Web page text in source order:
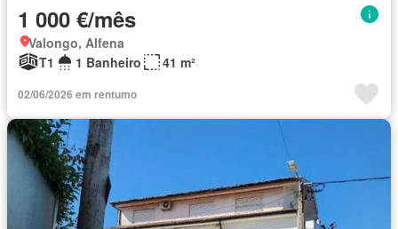
1 000 €/mês
Valongo, Alfena
T1
1 Banheiro 41 m²
02/06/2026 em rentumo